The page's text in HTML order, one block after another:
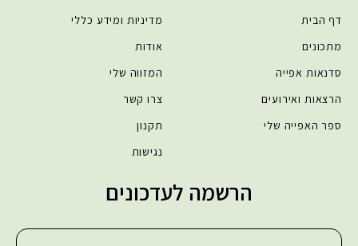
דף הבית
מתכונים
סדנאות אפייה
הרצאות ואירועים
ספר האפייה שלי
מדיניות ומידע כללי
אודות
המזווה שלי
צרו קשר
תקנון
נגישות
הרשמה לעדכונים